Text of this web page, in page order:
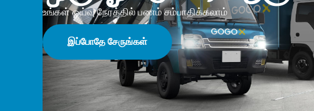
உங்கள் ஓய்வு நேரத்தில் பணம் சம்பாதிக்கலாம்
இப்போதே சேருங்கள்